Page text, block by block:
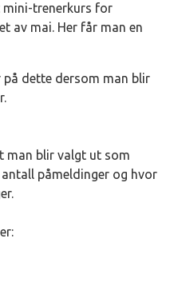
mini-trenerkurs for
av mai. Her får man en
dette dersom man blir
man blir valgt ut som
påmeldinger og hvor